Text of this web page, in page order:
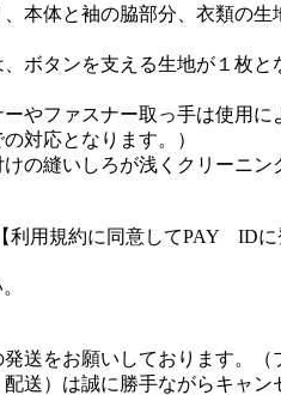
本体と袖の脇部分、衣類の
ボタンを支える生地が１枚
やファスナー取っ手は使用
対応となります。）
の縫いしろが浅くクリーニン
用規約に同意してPAY ID
送をお願いしております。（
送）は誠に勝手ながらキャン